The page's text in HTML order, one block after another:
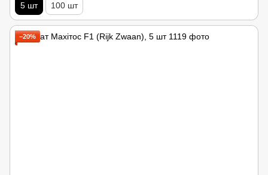
5 шт 100 шт
−20%